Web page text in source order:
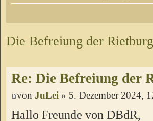
Die Befreiung der
Re: Die Befreiung der
von JuLei » 5. Dezember 2024,
Hallo Freunde von DBdR,